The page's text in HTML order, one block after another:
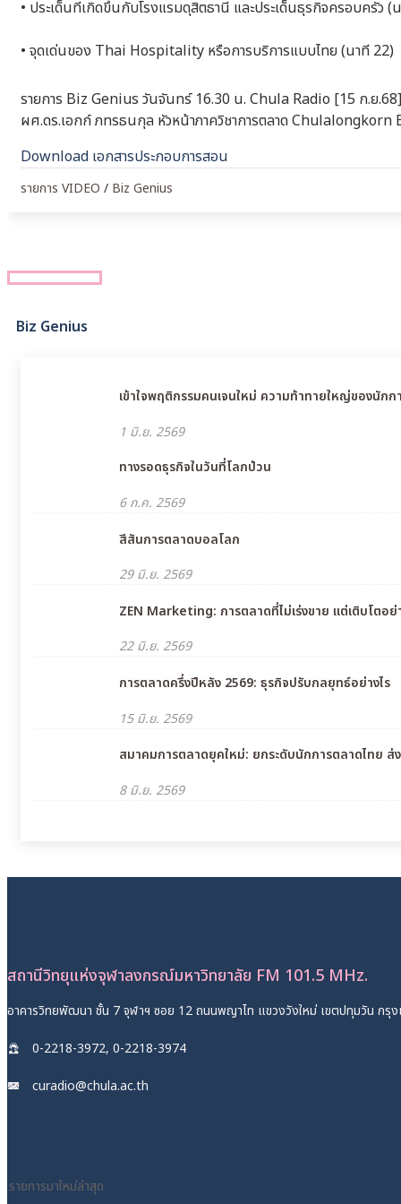
• ประเด็นที่เกิดขึ้นกับโรงแรมดุสิตธานี และประเด็นธุรกิจครอบครัว (
• จุดเด่นของ Thai Hospitality หรือการบริการแบบไทย (นาที 22)
รายการ Biz Genius วันจันทร์ 16.30 น. Chula Radio [15 ก.ย.68]
ผศ.ดร.เอกก์ ภทรธนกุล หัวหน้าภาควิชาการตลาด
Download เอกสารประกอบการสอน
รายการ VIDEO / Biz Genius
Biz Genius
เข้าใจพฤติกรรมคนเจนใหม่ ความท้าทายใหญ่ของนักก
1 มิ.ย. 2569
ทางรอดธุรกิจในวันที่โลกป่วน
6 ก.ค. 2569
สีสันการตลาดบอลโลก
29 มิ.ย. 2569
ZEN Marketing: การตลาดที่ไม่เร่งขาย แต่เติบโตอ
22 มิ.ย. 2569
การตลาดครึ่งปีหลัง 2569: ธุรกิจปรับกลยุทธ์อย่างไร
15 มิ.ย. 2569
สมาคมการตลาดยุคใหม่: ยกระดับนักการตลาดไทย
8 มิ.ย. 2569
สถานีวิทยุแห่งจุฬาลงกรณ์มหาวิทยาลัย FM 101.5 MHz.
อาคารวิทยพัฒนา ชั้น 7 จุฬาฯ ซอย 12 ถนนพญาไท แขวงวังใหม่ เขตปทุมวัน กรุ
0-2218-3972, 0-2218-3974
curadio@chula.ac.th
รายการมาใหม่ล่าสุด